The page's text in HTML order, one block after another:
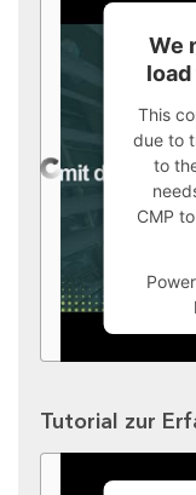
We
This
due to
to
CMP
Tutorial zur